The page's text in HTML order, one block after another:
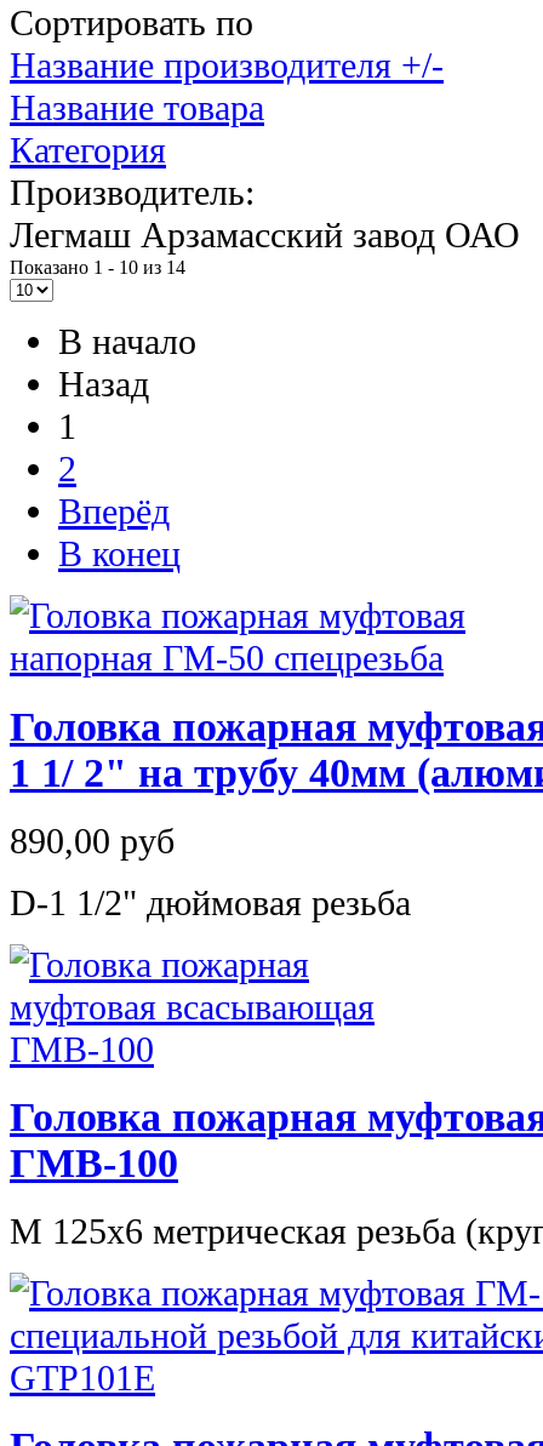
Сортировать по
Название производителя +/-
Название товара
Категория
Производитель:
Легмаш Арзамасский завод ОАО
Показано 1 - 10 из 14
В начало
Назад
1
2
Вперёд
В конец
Головка пожарная
1 1/ 2" на трубу 40мм
890,00 руб
D-1 1/2" дюймовая резьба
Головка пожарная
ГМВ-100
М 125х6 метрическая резьба